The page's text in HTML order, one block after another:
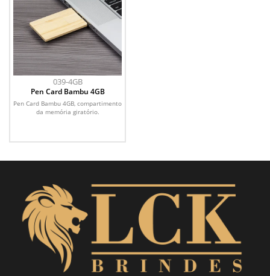
039-4GB
Pen Card Bambu 4GB
Pen Card Bambu 4GB, compartimento
da memória giratório.